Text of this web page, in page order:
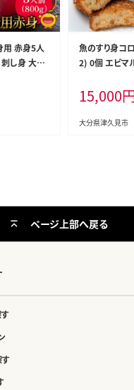
用 赤身5人
し身 大分
魚のすり身コ
2) 0個 エビマ
見市 国産
15,000
大分県津久見市
す
ページ上部へ戻る